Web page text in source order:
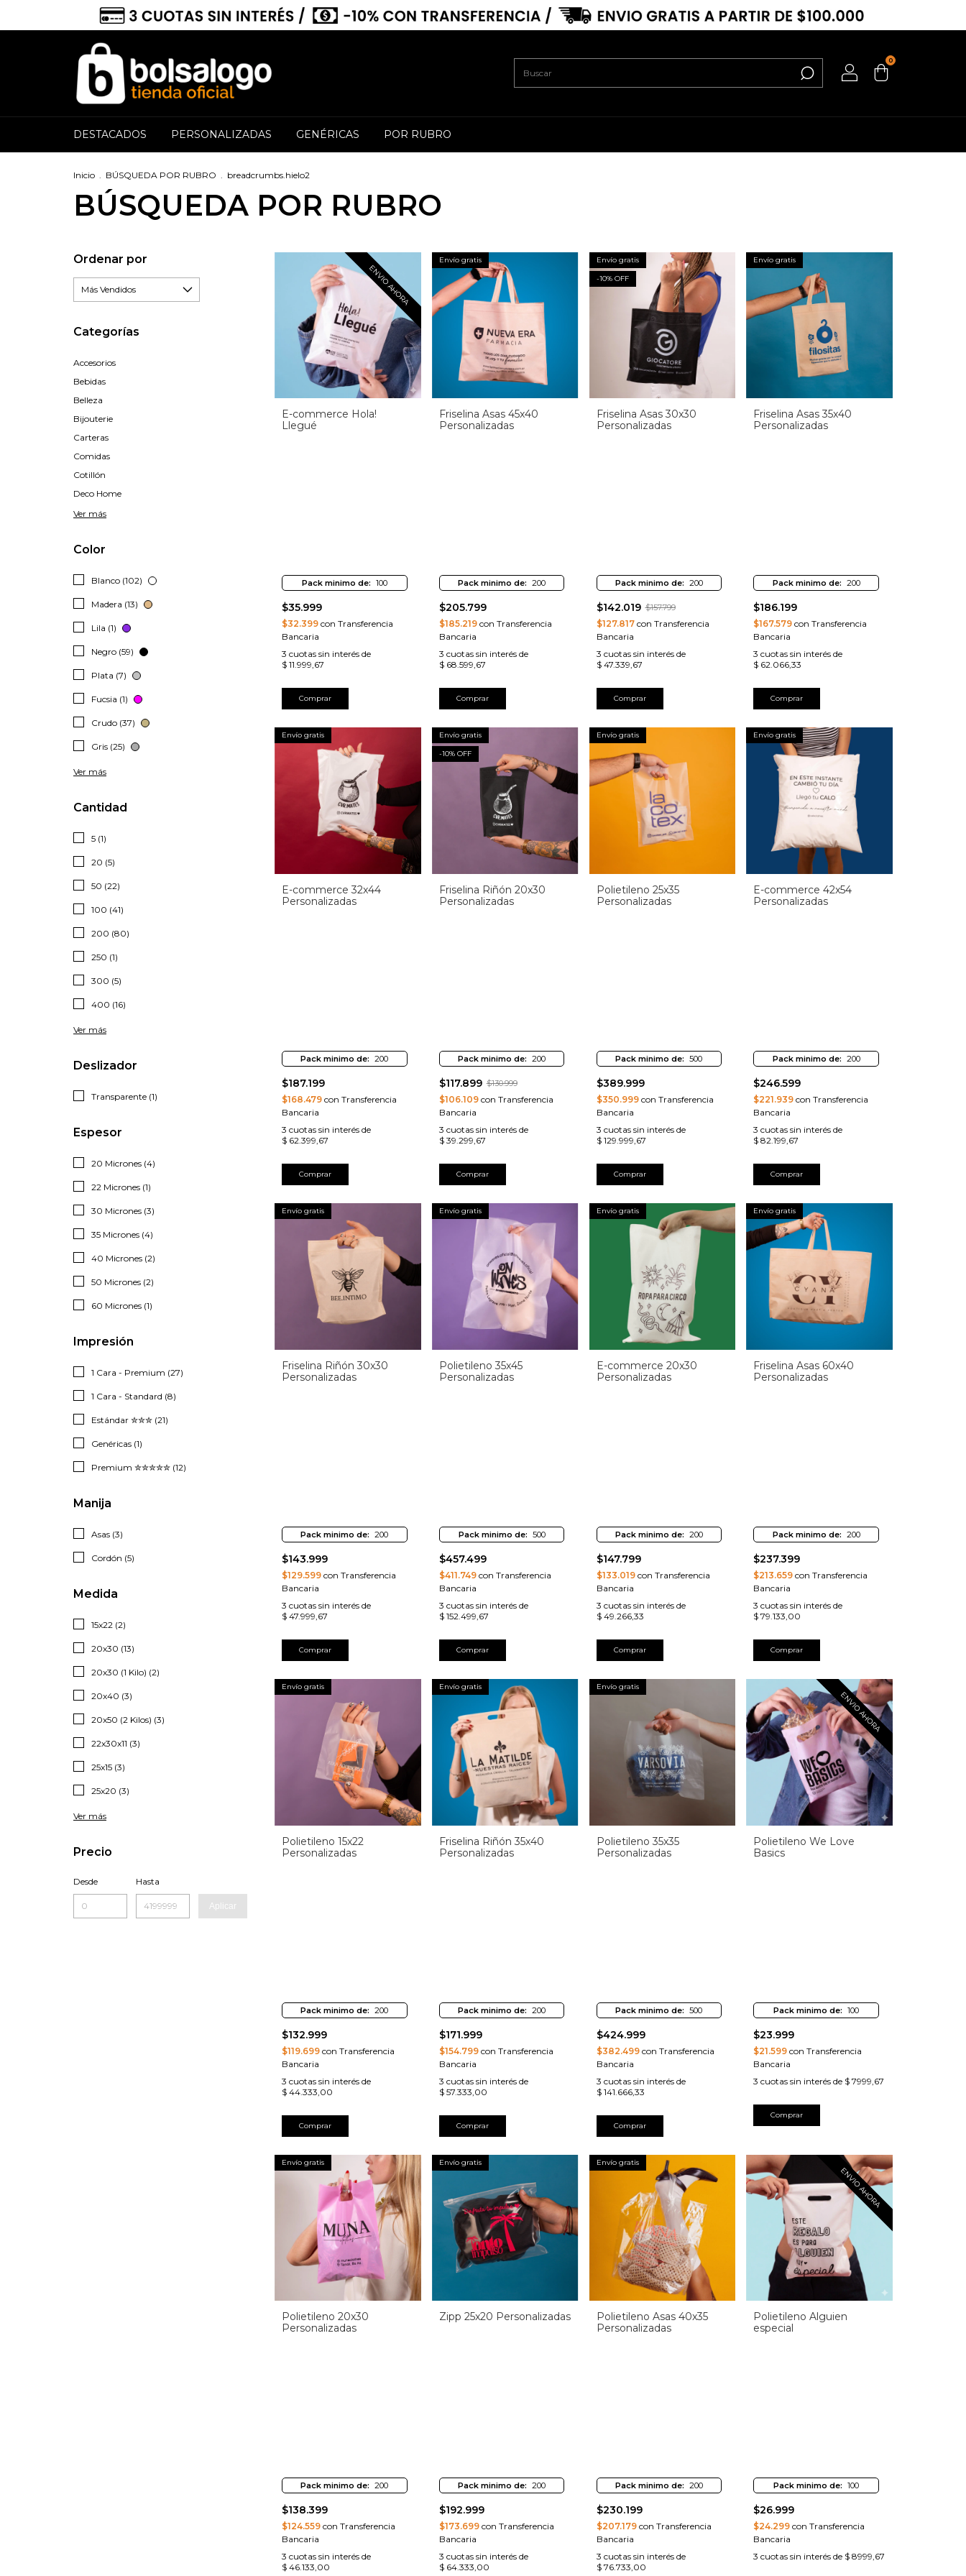
0
DESTACADOS PERSONALIZADAS GENÉRICAS POR RUBRO
Inicio BÚSQUEDA POR RUBRO breadcrumbs.hielo2
BÚSQUEDA POR RUBRO
Ordenar por
Categorías
Accesorios
Bebidas
Belleza
Bijouterie
Carteras
Comidas
Cotillón
Deco Home
Ver más
Color
Blanco (102)
Madera (13)
Lila (1)
Negro (59)
Plata (7)
Fucsia (1)
Crudo (37)
Gris (25)
Ver más
Cantidad
5 (1)
20 (5)
50 (22)
100 (41)
200 (80)
250 (1)
300 (5)
400 (16)
Ver más
Deslizador
Transparente (1)
Espesor
20 Micrones (4)
22 Micrones (1)
30 Micrones (3)
35 Micrones (4)
40 Micrones (2)
50 Micrones (2)
60 Micrones (1)
Impresión
1 Cara - Premium (27)
1 Cara - Standard (8)
Estándar ✮✮✮ (21)
Genéricas (1)
Premium ✮✮✮✮✮ (12)
Manija
Asas (3)
Cordón (5)
Medida
15x22 (2)
20x30 (13)
20x30 (1 Kilo) (2)
20x40 (3)
20x50 (2 Kilos) (3)
22x30x11 (3)
25x15 (3)
25x20 (3)
Ver más
Precio
Desde Hasta
Aplicar
ENVIO AHORA
E-commerce Hola!
Llegué
Pack minimo de: 100
$35.999
$32.399 con Transferencia
Bancaria
3 cuotas sin interés de
$ 11.999,67
Comprar
Envío gratis
Friselina Asas 45x40
Personalizadas
Pack minimo de: 200
$205.799
$185.219con Transferencia
Bancaria
3 cuotas sin interés de
$ 68.599,67
Comprar
Envío gratis
-10% OFF
Friselina Asas 30x30
Personalizadas
Pack minimo de: 200
$142.019 $157.799
$127.817con Transferencia
Bancaria
3 cuotas sin interés de
$ 47.339,67
Comprar
Envío gratis
Friselina Asas 35x40
Personalizadas
Pack minimo de: 200
$186.199
$167.579 con Transferencia
Bancaria
3 cuotas sin interés de
$ 62.066,33
Comprar
Envío gratis
E-commerce 32x44
Personalizadas
Pack minimo de: 200
$187.199
$168.479 con Transferencia
Bancaria
3 cuotas sin interés de
$ 62.399,67
Comprar
Envío gratis
-10% OFF
Friselina Riñón 20x30
Personalizadas
Pack minimo de: 200
$117.899 $130.999
$106.109con Transferencia
Bancaria
3 cuotas sin interés de
$ 39.299,67
Comprar
Envío gratis
Polietileno 25x35
Personalizadas
Pack minimo de: 500
$389.999
$350.999con Transferencia
Bancaria
3 cuotas sin interés de
$ 129.999,67
Comprar
Envío gratis
E-commerce 42x54
Personalizadas
Pack minimo de: 200
$246.599
$221.939 con Transferencia
Bancaria
3 cuotas sin interés de
$ 82.199,67
Comprar
Envío gratis
Friselina Riñón 30x30
Personalizadas
Pack minimo de: 200
$143.999
$129.599 con Transferencia
Bancaria
3 cuotas sin interés de
$ 47.999,67
Comprar
Envío gratis
Polietileno 35x45
Personalizadas
Pack minimo de: 500
$457.499
$411.749con Transferencia
Bancaria
3 cuotas sin interés de
$ 152.499,67
Comprar
Envío gratis
E-commerce 20x30
Personalizadas
Pack minimo de: 200
$147.799
$133.019con Transferencia
Bancaria
3 cuotas sin interés de
$ 49.266,33
Comprar
Envío gratis
Friselina Asas 60x40
Personalizadas
Pack minimo de: 200
$237.399
$213.659 con Transferencia
Bancaria
3 cuotas sin interés de
$ 79.133,00
Comprar
Envío gratis
Polietileno 15x22
Personalizadas
Pack minimo de: 200
$132.999
$119.699 con Transferencia
Bancaria
3 cuotas sin interés de
$ 44.333,00
Comprar
Envío gratis
Friselina Riñón 35x40
Personalizadas
Pack minimo de: 200
$171.999
$154.799con Transferencia
Bancaria
3 cuotas sin interés de
$ 57.333,00
Comprar
Envío gratis
Polietileno 35x35
Personalizadas
Pack minimo de: 500
$424.999
$382.499con Transferencia
Bancaria
3 cuotas sin interés de
$ 141.666,33
Comprar
ENVIO AHORA
Polietileno We Love
Basics
Pack minimo de: 100
$23.999
$21.599 con Transferencia
Bancaria
3 cuotas sin interés de $ 7999,67
Comprar
Envío gratis
Polietileno 20x30
Personalizadas
Pack minimo de: 200
$138.399
$124.559 con Transferencia
Bancaria
3 cuotas sin interés de
$ 46.133,00
Envío gratis
Zipp 25x20 Personalizadas
Pack minimo de: 200
$192.999
$173.699con Transferencia
Bancaria
3 cuotas sin interés de
$ 64.333,00
Envío gratis
Polietileno Asas 40x35
Personalizadas
Pack minimo de: 200
$230.199
$207.179con Transferencia
Bancaria
3 cuotas sin interés de
$ 76.733,00
ENVIO AHORA
Polietileno Alguien
especial
Pack minimo de: 100
$26.999
$24.299 con Transferencia
Bancaria
3 cuotas sin interés de $ 8999,67